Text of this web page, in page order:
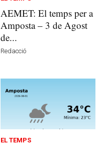
AEMET: El temps per a
Amposta – 3 de Agost
de...
Redacció
EL TEMPS